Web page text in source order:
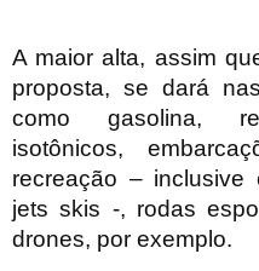
A maior alta, assim
proposta, se dará
como gasolina,
isotônicos,
recreação – inclusive
jets skis -, rodas
drones, por exemplo.